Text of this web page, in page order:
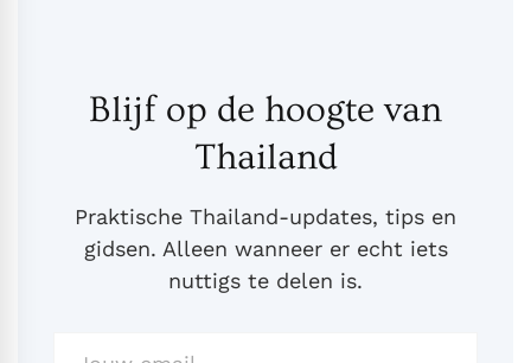
Blijf op de hoogte van
Thailand
Praktische Thailand-updates, tips en
gidsen. Alleen wanneer er echt iets
nuttigs te delen is.